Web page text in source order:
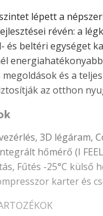
lépett a
révén: a
és beltéri egységet
és a
az otthon
3D légáram,
hőmérő (I
Fűtés -25°C külső
karter és